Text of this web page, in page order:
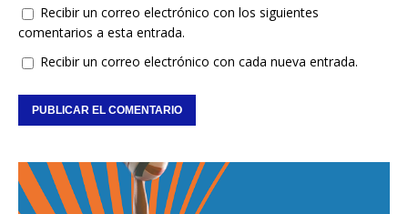
Recibir un correo electrónico con los siguientes
comentarios a esta entrada.
Recibir un correo electrónico con cada nueva entrada.